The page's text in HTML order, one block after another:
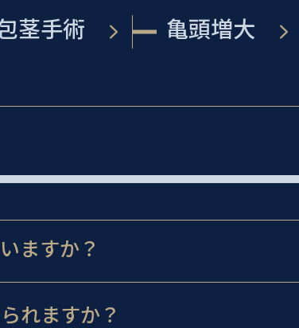
茎手術
亀頭増大
ますか？
れますか？